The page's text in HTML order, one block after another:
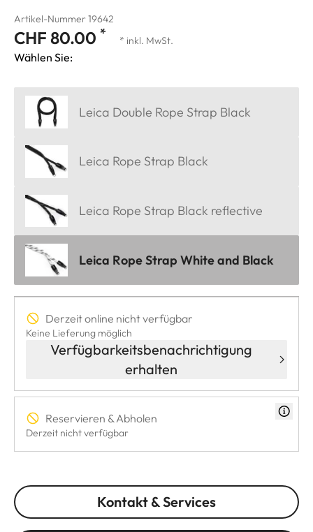
Artikel-Nummer 19642
CHF 80.00 * * inkl. MwSt.
Wählen Sie:
Leica Double Rope Strap Black
Leica Rope Strap Black
Leica Rope Strap Black reflective
Leica Rope Strap White and Black
Derzeit online nicht verfügbar
Keine Lieferung möglich
Verfügbarkeitsbenachrichtigung
erhalten
Reservieren & Abholen
Derzeit nicht verfügbar
Kontakt & Services